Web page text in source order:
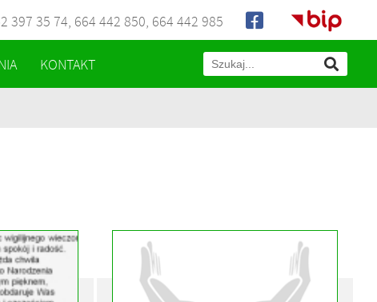
397 35 74, 664 442 850, 664 442 985
Biuletyn
Informacji
Publicznej
KONTAKT 